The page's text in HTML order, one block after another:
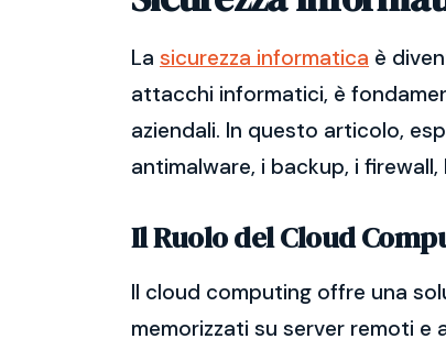
La sicurezza informatica è
attacchi informatici, è
aziendali. In questo articolo,
antimalware, i backup, i
Il Ruolo del Cloud
Il cloud computing offre una
memorizzati su server remoti